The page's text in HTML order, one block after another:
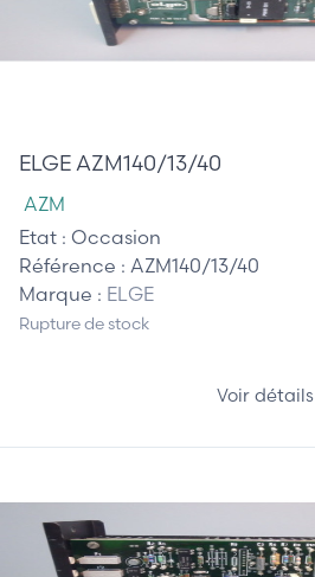
ELGE AZM140/13/40
AZM
Etat : Occasion
Référence : AZM140/13/40
Marque : ELGE
Rupture de stock
Voir détails